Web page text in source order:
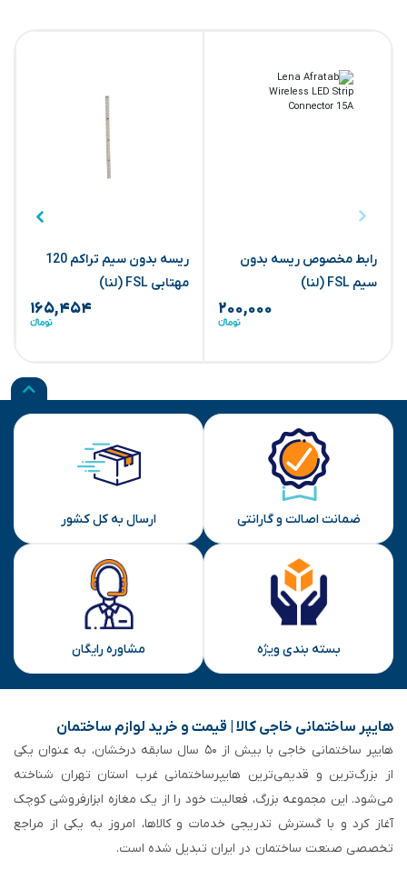
رابط مخصوص ریسه بدون
سیم FSL (لنا)
۲۰۰,۰۰۰
ریسه بدون سیم تراکم 120
مهتابی FSL (لنا)
۱۶۵,۴۵۴
ضمانت اصالت و گارانتی ارسال به کل کشور
بسته بندی ویژه مشاوره رایگان
هایپر ساختمانی خاجی‌ کالا | قیمت و خرید لوازم ساختمان
هایپر ساختمانی خاجی‌ با بیش از ۵۰ سال سابقه‌ درخشان، به عنوان یکی
از بزرگ‌ترین و قدیمی‌ترین هایپرساختمانی‌ غرب استان تهران شناخته
می‌شود. این مجموعه بزرگ، فعالیت خود را از یک مغازه ابزارفروشی کوچک
آغاز کرد و با گسترش تدریجی خدمات و کالاها، امروز به یکی از مراجع
تخصصی صنعت ساختمان در ایران تبدیل شده است.